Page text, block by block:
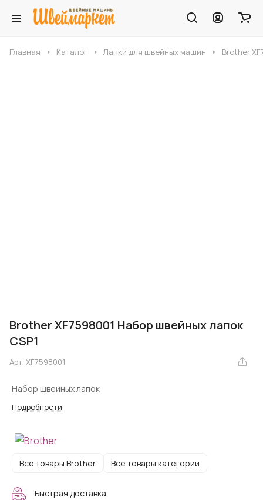
Главная Каталог Лапки для швейных машин Brother
Brother XF7598001 Набор швейных лапок
CSP1
Арт. XF7598001
Набор швейных лапок
Подробности
Все товары Brother Все товары категории
Быстрая доставка